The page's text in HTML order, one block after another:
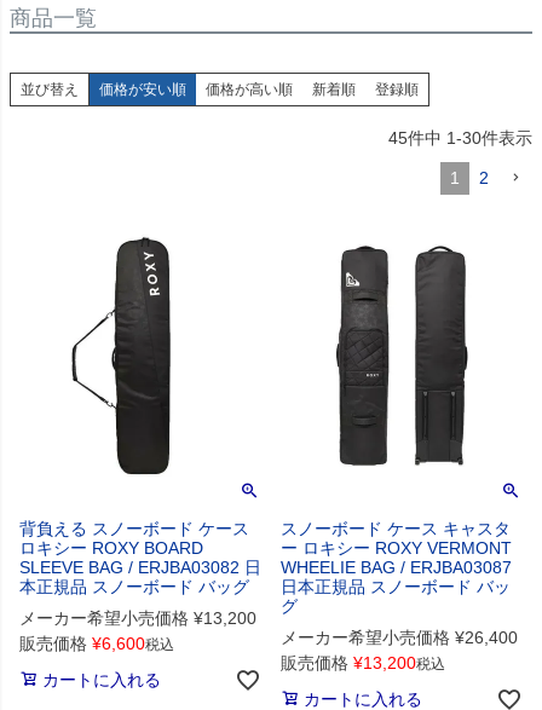
商品一覧
並び替え 価格が安い順 価格が高い順 新着順 登録順
45件中 1-30件表示
1 2
背負える スノーボード ケース
ロキシー ROXY BOARD
SLEEVE BAG / ERJBA03082 日
本正規品 スノーボード バッグ
メーカー希望小売価格 ¥13,200
販売価格 ¥6,600税込
カートに入れる
スノーボード ケース キャスタ
ー ロキシー ROXY VERMONT
WHEELIE BAG / ERJBA03087
日本正規品 スノーボード バッ
グ
メーカー希望小売価格 ¥26,400
販売価格 ¥13,200税込
カートに入れる